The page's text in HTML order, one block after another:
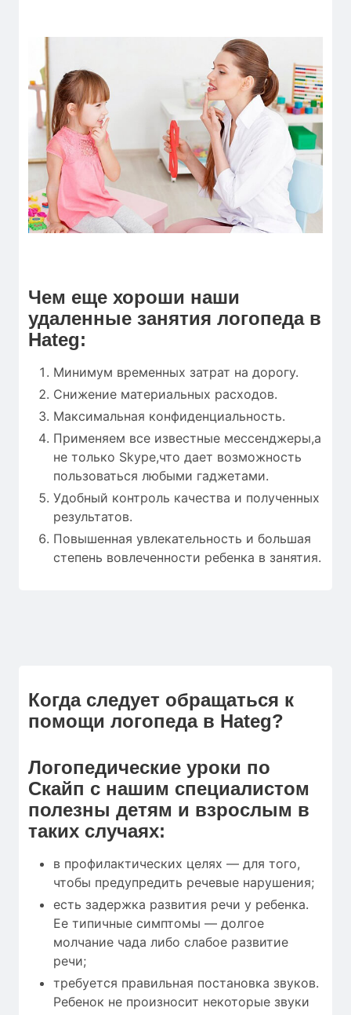
Чем еще хороши наши
удаленные занятия логопеда в
Hateg:
Минимум временных затрат на дорогу.
Снижение материальных расходов.
Максимальная конфиденциальность.
Применяем все известные мессенджеры,а
не только Skype,что дает возможность
пользоваться любыми гаджетами.
Удобный контроль качества и полученных
результатов.
Повышенная увлекательность и большая
степень вовлеченности ребенка в занятия.
Когда следует обращаться к
помощи логопеда в Hateg?
Логопедические уроки по
Скайп с нашим специалистом
полезны детям и взрослым в
таких случаях:
в профилактических целях — для того,
чтобы предупредить речевые нарушения;
есть задержка развития речи у ребенка.
Ее типичные симптомы — долгое
молчание чада либо слабое развитие
речи;
требуется правильная постановка звуков.
Ребенок не произносит некоторые звуки